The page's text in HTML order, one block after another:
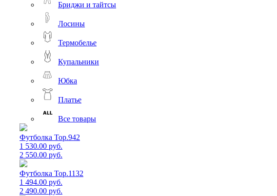
Бриджи и тайтсы
Лосины
Термобелье
Купальники
Юбка
Платье
Все товары
Футболка Top.942
1 530.00 руб.
2 550.00 руб.
Футболка Top.1132
1 494.00 руб.
2 490.00 руб.